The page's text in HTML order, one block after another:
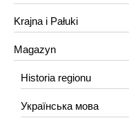
Krajna i Pałuki
Magazyn
Historia regionu
Українська мова